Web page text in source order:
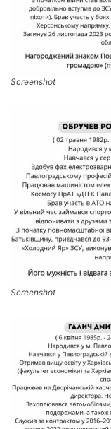
Screenshot
Screenshot